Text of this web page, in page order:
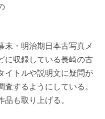
・明治期日本古写真メ
に収録している長崎の古
イトルや説明文に疑問が
するようにしている。
も取り上げる。